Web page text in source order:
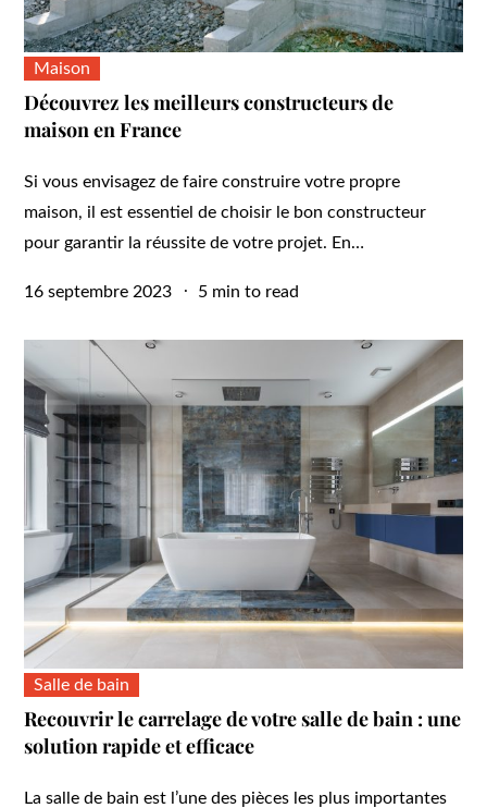
Maison
Découvrez les meilleurs constructeurs de
maison en France
Si vous envisagez de faire construire votre propre
maison, il est essentiel de choisir le bon constructeur
pour garantir la réussite de votre projet. En…
Posted
16 septembre 2023 5 min to read
Salle de bain
Recouvrir le carrelage de votre salle de bain : une
solution rapide et efficace
La salle de bain est l’une des pièces les plus importantes